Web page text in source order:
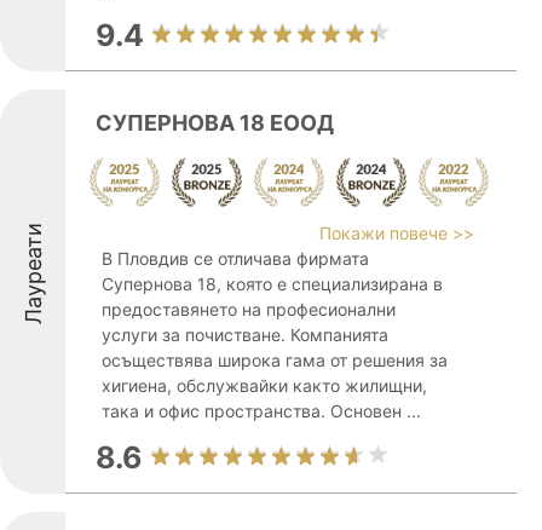
9.4
Лауреати
СУПЕРНОВА 18 ЕООД
Покажи повече >>
В Пловдив се отличава фирмата
Супернова 18, която е специализирана в
предоставянето на професионални
услуги за почистване. Компанията
осъществява широка гама от решения за
хигиена, обслужвайки както жилищни,
така и офис пространства. Основен ...
8.6